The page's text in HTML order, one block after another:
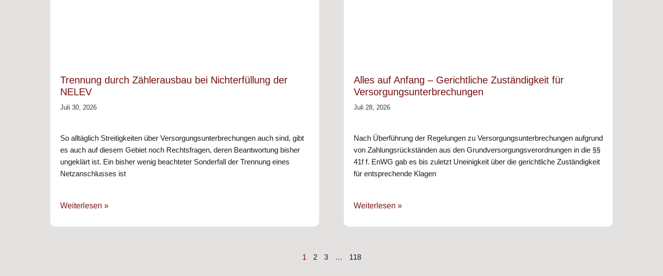
Trennung durch Zählerausbau bei Nichterfüllung der
NELEV
Juli 30, 2026
So alltäglich Streitigkeiten über Versorgungsunterbrechungen auch sind, gibt
es auch auf diesem Gebiet noch Rechtsfragen, deren Beantwortung bisher
ungeklärt ist. Ein bisher wenig beachteter Sonderfall der Trennung eines
Netzanschlusses ist
Weiterlesen »
Alles auf Anfang – Gerichtliche Zuständigkeit für
Versorgungsunterbrechungen
Juli 28, 2026
Nach Überführung der Regelungen zu Versorgungsunterbrechungen aufgrund
von Zahlungsrückständen aus den Grundversorgungsverordnungen in die §§
41f f. EnWG gab es bis zuletzt Uneinigkeit über die gerichtliche Zuständigkeit
für entsprechende Klagen
Weiterlesen »
1 2 3 … 118